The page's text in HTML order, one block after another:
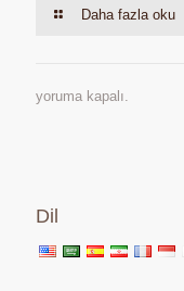
Daha fazla oku
yoruma kapalı.
Dil